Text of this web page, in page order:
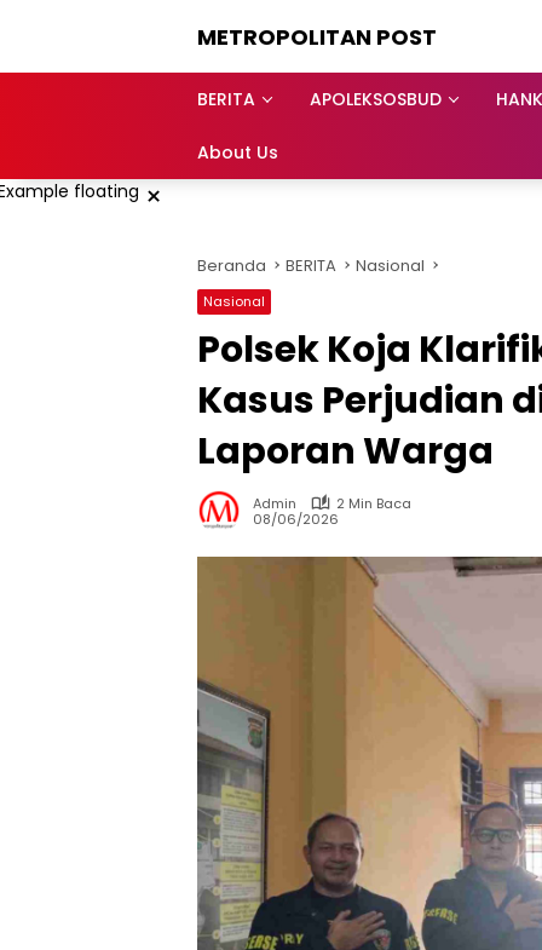
METROPOLITAN POST
BERITA APOLEKSOSBUD
About Us
×
Beranda BERITA Nasional
Nasional
Polsek Koja
Kasus Perjudian
Laporan Warga
Admin
2 Min Baca
08/06/2026